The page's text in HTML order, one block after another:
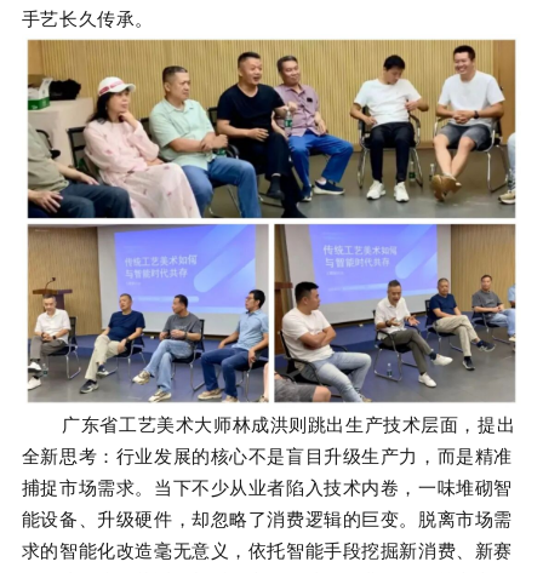
手艺长久传承。
广东省工艺美术大师林成洪则跳出生产技术层面，提出
全新思考：行业发展的核心不是盲目升级生产力，而是精准
捕捉市场需求。当下不少从业者陷入技术内卷，一味堆砌智
能设备、升级硬件，却忽略了消费逻辑的巨变。脱离市场需
求的智能化改造毫无意义，依托智能手段挖掘新消费、新赛